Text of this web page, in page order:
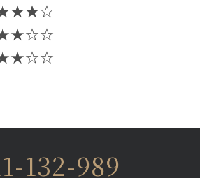
☆☆
132-989